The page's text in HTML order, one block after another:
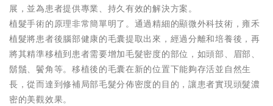
展，並為患者提供專業、持久有效的解決方案。
植髮手術的原理非常簡單明了。通過精細的顯微外科技術，雍禾
植髮將患者後腦部健康的毛囊提取出來，經過分離和培養後，再
將其精準移植到患者需要增加毛髮密度的部位，如頭部、眉部、
鬍鬚、鬢角等。移植後的毛囊在新的位置下能夠存活並自然生
長，從而達到修補局部毛髮分佈密度的目的，讓患者實現頭髮濃
密的美觀效果。